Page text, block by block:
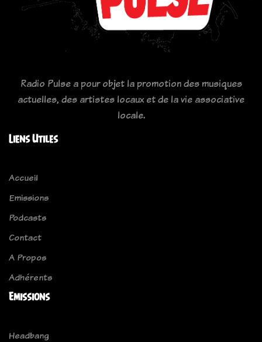
Radio Pulse a pour objet la promotion des musiques
actuelles, des artistes locaux et de la vie associative
locale.
Liens Utiles
Accueil
Emissions
Podcasts
Contact
A Propos
Adhérents
Emissions
Headbang